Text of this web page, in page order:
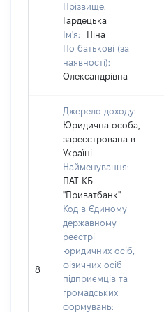
Прізвище:
Гардецька
Ім'я:
Ніна
По батькові (за
наявності):
Олександрівна
8
Джерело доходу:
Юридична особа,
зареєстрована в
Україні
Найменування:
ПАТ КБ
"Приватбанк"
Код в Єдиному
державному
реєстрі
юридичних осіб,
фізичних осіб –
підприємців та
громадських
формувань: